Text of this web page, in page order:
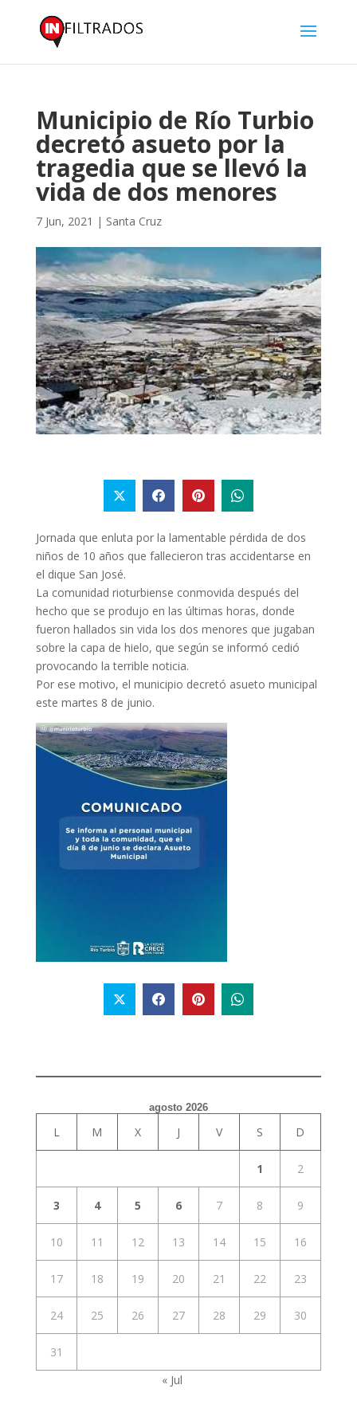
Municipio de Río Turbio
decretó asueto por la
tragedia que se llevó la
vida de dos menores
7 Jun, 2021 | Santa Cruz
Jornada que enluta por la lamentable pérdida de dos
niños de 10 años que fallecieron tras accidentarse en
el dique San José.
La comunidad rioturbiense conmovida después del
hecho que se produjo en las últimas horas, donde
fueron hallados sin vida los dos menores que jugaban
sobre la capa de hielo, que según se informó cedió
provocando la terrible noticia.
Por ese motivo, el municipio decretó asueto municipal
este martes 8 de junio.
agosto 2026
L M X J V S D
1 2
3 4 5 6 7 8 9
10 11 12 13 14 15 16
17 18 19 20 21 22 23
24 25 26 27 28 29 30
31
« Jul